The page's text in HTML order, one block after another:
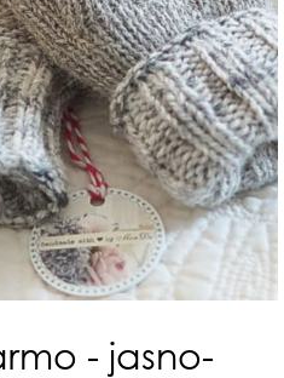
- jasno-